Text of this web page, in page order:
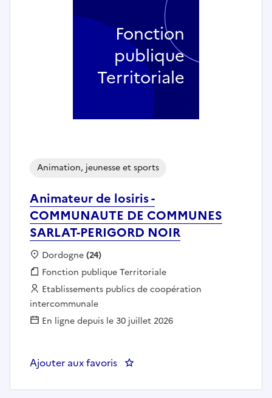
Animateur de losiris -
COMMUNAUTE DE COMMUNES
SARLAT-PERIGORD NOIR
Animation, jeunesse et sports
Localisation :
Dordogne(24)
Fonction publique :
Fonction publique Territoriale
Employeur :
Etablissements publics de coopération
intercommunale
En ligne depuis le 30 juillet 2026
Ajouter aux favoris : Animateur de losiris -
Fonction
publique
Territoriale